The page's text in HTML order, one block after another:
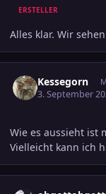
ERSTELLER
Alles klar. Wir
Kessegorn
3. September
Wie es aussieht ist
Vielleicht kann ich